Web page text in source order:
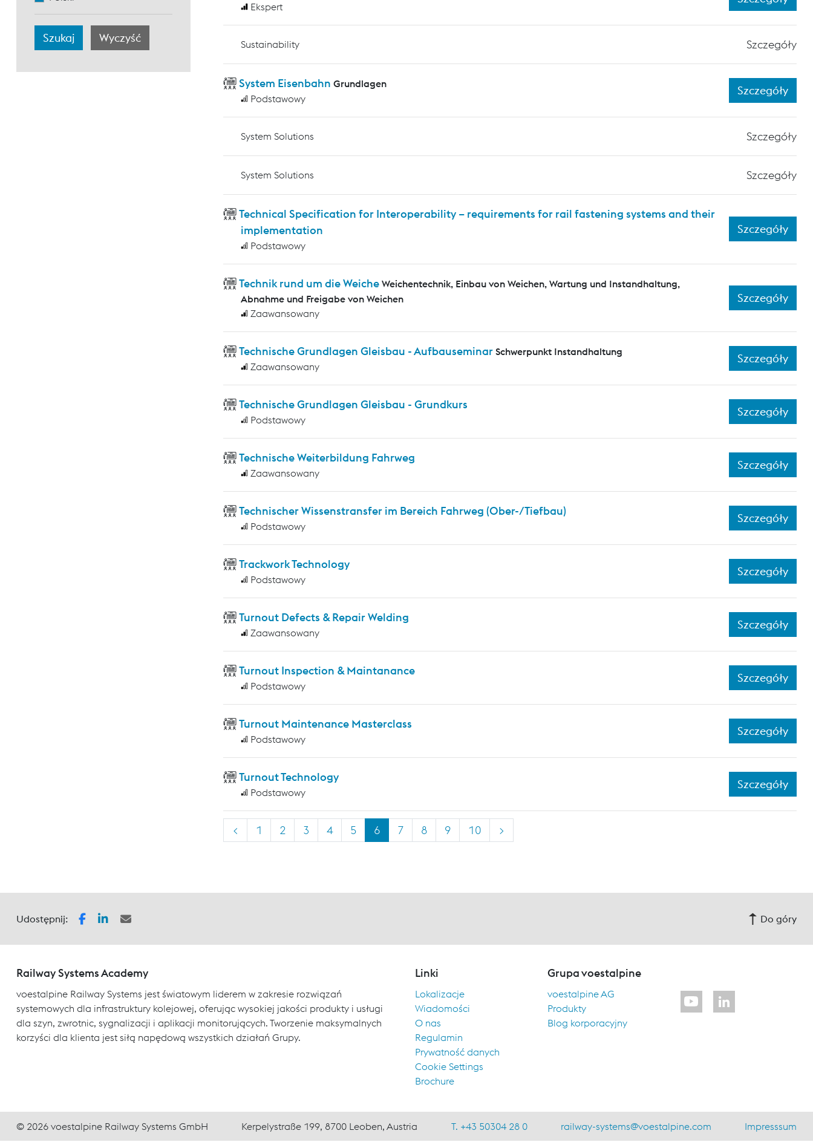
Ekspert
Sustainability Szczegóły
System Eisenbahn Grundlagen
Podstawowy
Szczegóły
System Solutions Szczegóły
System Solutions Szczegóły
Technical Specification for Interoperability – requirements for rail fastening systems and their
implementation
Podstawowy
Szczegóły
Technik rund um die Weiche Weichentechnik, Einbau von Weichen, Wartung und Instandhaltung,
Abnahme und Freigabe von Weichen
Zaawansowany
Szczegóły
Technische Grundlagen Gleisbau - Aufbauseminar Schwerpunkt Instandhaltung
Zaawansowany
Szczegóły
Technische Grundlagen Gleisbau - Grundkurs
Podstawowy
Szczegóły
Technische Weiterbildung Fahrweg
Zaawansowany
Szczegóły
Technischer Wissenstransfer im Bereich Fahrweg (Ober-/Tiefbau)
Podstawowy
Szczegóły
Trackwork Technology
Podstawowy
Szczegóły
Turnout Defects & Repair Welding
Zaawansowany
Szczegóły
Turnout Inspection & Maintanance
Podstawowy
Szczegóły
Turnout Maintenance Masterclass
Podstawowy
Szczegóły
Turnout Technology
Podstawowy
Szczegóły
< 1 2 3 4 5 6 7 8 9 10 >
Udostępnij: Do góry
Railway Systems Academy
voestalpine Railway Systems jest światowym liderem w zakresie rozwiązań
systemowych dla infrastruktury kolejowej, oferując wysokiej jakości produkty i usługi
dla szyn, zwrotnic, sygnalizacji i aplikacji monitorujących. Tworzenie maksymalnych
korzyści dla klienta jest siłą napędową wszystkich działań Grupy.
Linki
Lokalizacje
Wiadomości
O nas
Regulamin
Prywatność danych
Cookie Settings
Brochure
Grupa voestalpine
voestalpine AG
Produkty
Blog korporacyjny
© 2026 voestalpine Railway Systems GmbH Kerpelystraße 199, 8700 Leoben, Austria T. +43 50304 28 0 railway-systems@voestalpine.com Impresssum